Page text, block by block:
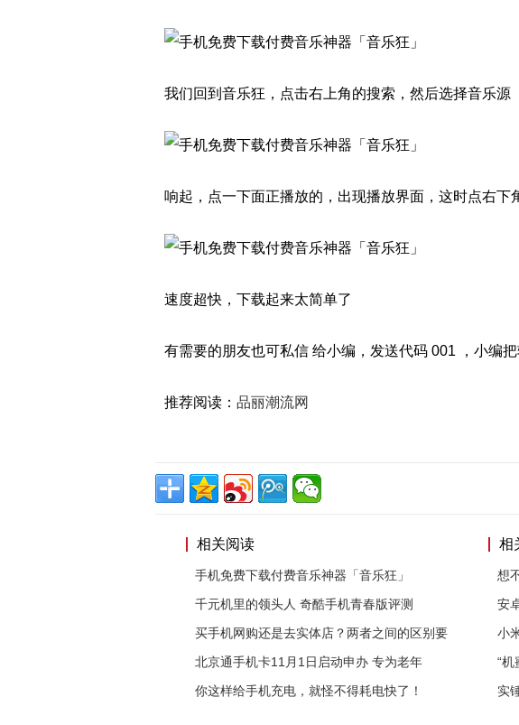
我们回到音乐狂，点击右上角的搜索，然后选择音乐源
响起，点一下面正播放的，出现播放界面，这时点右下
速度超快，下载起来太简单了
有需要的朋友也可私信 给小编，发送代码 001 ，小编把
推荐阅读： 品丽潮流网
相关阅读
手机免费下载付费音乐神器「音乐狂」
千元机里的领头人 奇酷手机青春版评测
买手机网购还是去实体店？两者之间的区别要
北京通手机卡11月1日启动申办 专为老年
你这样给手机充电，就怪不得耗电快了！
相
想
安
小
“
实